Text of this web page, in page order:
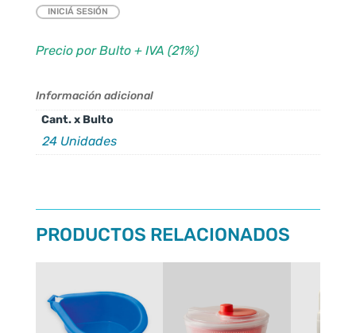
INICIÁ SESIÓN
Precio por Bulto + IVA (21%)
Información adicional
Cant. x Bulto
24 Unidades
PRODUCTOS RELACIONADOS